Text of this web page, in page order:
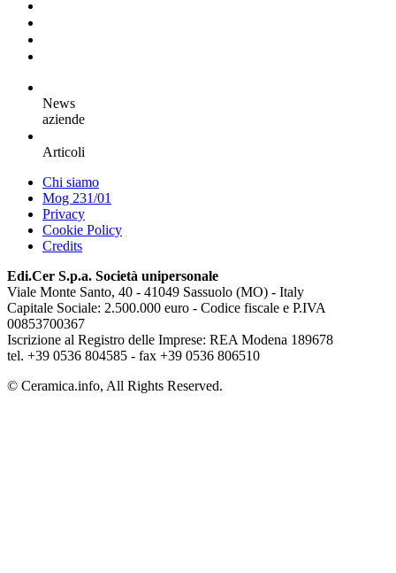
News
aziende
Articoli
Chi siamo
Mog 231/01
Privacy
Cookie Policy
Credits
Edi.Cer S.p.a. Società unipersonale
Viale Monte Santo, 40 - 41049 Sassuolo (MO) - Italy
Capitale Sociale: 2.500.000 euro - Codice fiscale e P.IVA
00853700367
Iscrizione al Registro delle Imprese: REA Modena 189678
tel. +39 0536 804585 - fax +39 0536 806510
© Ceramica.info, All Rights Reserved.